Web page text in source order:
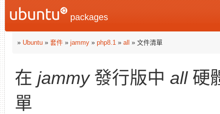
packages
» Ubuntu » 套件 » jammy » php8.1 » all » 文件清單
在 jammy發行版中 all硬
單